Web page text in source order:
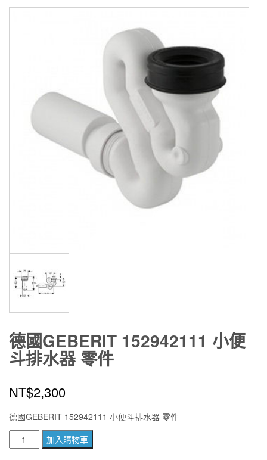
德國GEBERIT 152942111 小便
斗排水器 零件
NT$2,300
德國GEBERIT 152942111 小便斗排水器 零件
國
加入購物車